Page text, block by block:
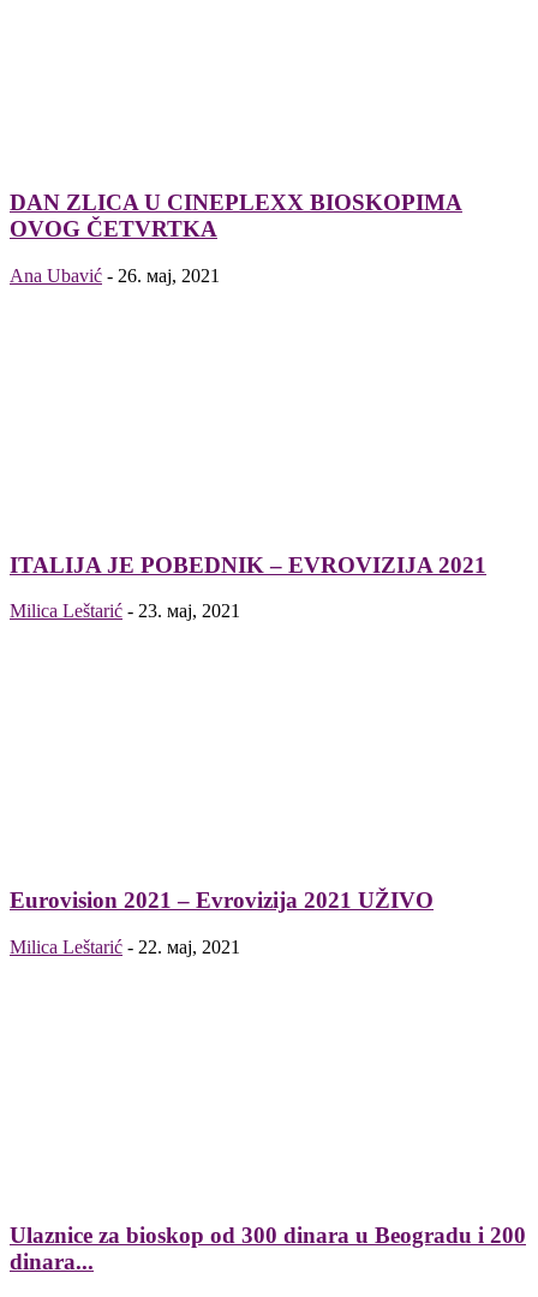
DAN ZLICA U CINEPLEXX BIOSKOPIMA
OVOG ČETVRTKA
Ana Ubavić - 26. мај, 2021
ITALIJA JE POBEDNIK – EVROVIZIJA 2021
Milica Leštarić - 23. мај, 2021
Eurovision 2021 – Evrovizija 2021 UŽIVO
Milica Leštarić - 22. мај, 2021
Ulaznice za bioskop od 300 dinara u Beogradu i 200
dinara...